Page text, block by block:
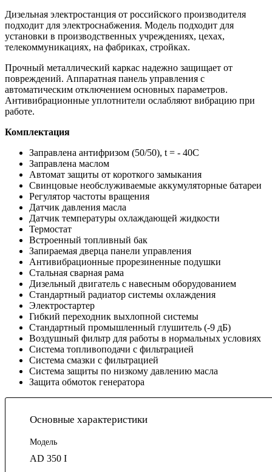
Дизельная электростанция от российского производителя
подходит для электроснабжения. Модель подходит для
установки в производственных учреждениях, цехах,
телекоммуникациях, на фабриках, стройках.
Прочный металлический каркас надежно защищает от
повреждений. Аппаратная панель управления с
автоматическим отключением основных параметров.
Антивибрационные уплотнители ослабляют вибрацию при
работе.
Комплектация
Заправлена антифризом (50/50), t = - 40C
Заправлена маслом
Автомат защиты от короткого замыкания
Свинцовые необслуживаемые аккумуляторные батареи
Регулятор частоты вращения
Датчик давления масла
Датчик температуры охлаждающей жидкости
Термостат
Встроенный топливный бак
Запираемая дверца панели управления
Антивибрационные прорезиненные подушки
Стальная сварная рама
Дизельный двигатель с навесным оборудованием
Стандартный радиатор системы охлаждения
Электростартер
Гибкий переходник выхлопной системы
Стандартный промышленный глушитель (-9 дБ)
Воздушный фильтр для работы в нормальных условиях
Система топливоподачи с фильтрацией
Система смазки с фильтрацией
Система защиты по низкому давлению масла
Защита обмоток генератора
Основные характеристики
Модель
AD 350 I